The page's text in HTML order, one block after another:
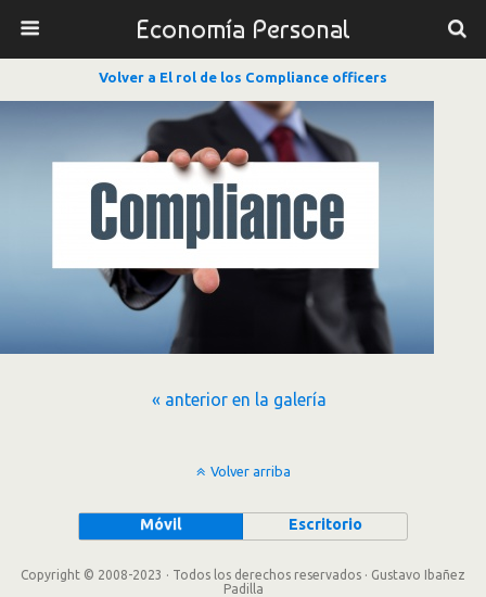
Economía Personal
Volver a El rol de los Compliance officers
« anterior en la galería
Volver arriba
Móvil Escritorio
Copyright © 2008-2023 · Todos los derechos reservados · Gustavo Ibañez
Padilla